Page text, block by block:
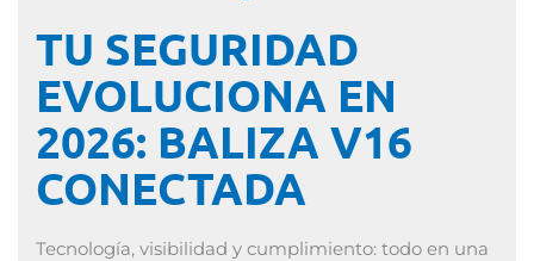
TU SEGURIDAD
EVOLUCIONA EN
2026: BALIZA V16
CONECTADA
Tecnología, visibilidad y cumplimiento: todo en una